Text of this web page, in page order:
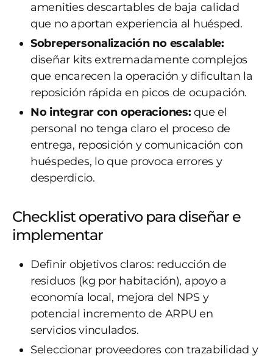
amenities descartables de baja calidad
que no aportan experiencia al huésped.
Sobrepersonalización no escalable:
diseñar kits extremadamente complejos
que encarecen la operación y dificultan la
reposición rápida en picos de ocupación.
No integrar con operaciones: que el
personal no tenga claro el proceso de
entrega, reposición y comunicación con
huéspedes, lo que provoca errores y
desperdicio.
Checklist operativo para diseñar e
implementar
Definir objetivos claros: reducción de
residuos (kg por habitación), apoyo a
economía local, mejora del NPS y
potencial incremento de ARPU en
servicios vinculados.
Seleccionar proveedores con trazabilidad y